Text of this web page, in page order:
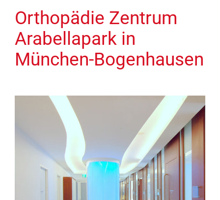
Orthopädie Zentrum
Arabellapark in
München-Bogenhausen